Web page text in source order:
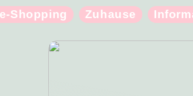
Shopping Zuhause